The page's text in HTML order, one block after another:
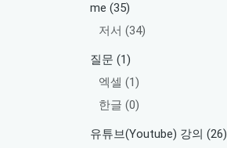
me (35)
저서 (34)
질문 (1)
엑셀 (1)
한글 (0)
유튜브(Youtube) 강의 (26)